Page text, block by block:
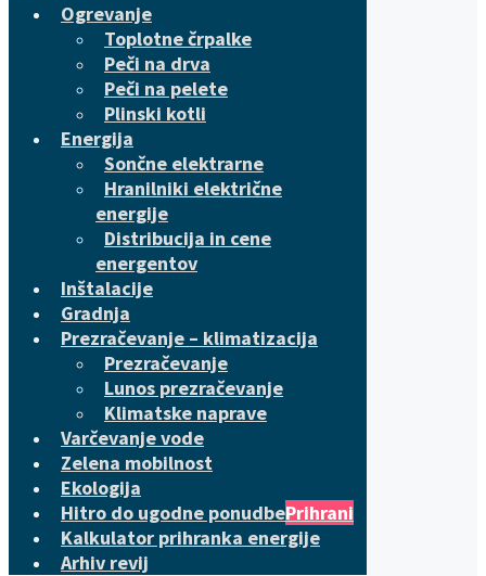
Ogrevanje
Toplotne črpalke
Peči na drva
Peči na pelete
Plinski kotli
Energija
Sončne elektrarne
Hranilniki električne
energije
Distribucija in cene
energentov
Inštalacije
Gradnja
Prezračevanje – klimatizacija
Prezračevanje
Lunos prezračevanje
Klimatske naprave
Varčevanje vode
Zelena mobilnost
Ekologija
Hitro do ugodne ponudbePrihrani
Kalkulator prihranka energije
Arhiv revij